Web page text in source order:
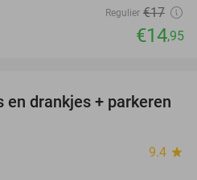
Regulier €17
€14,95
50%
en drankjes + parkeren
9.4 star